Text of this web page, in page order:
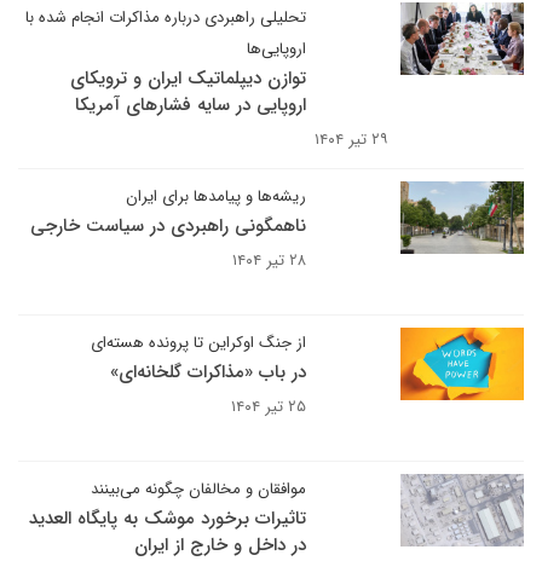
تحلیلی راهبردی درباره مذاکرات انجام شده با
اروپایی‌ها
توازن دیپلماتیک ایران و ترویکای
اروپایی در سایه فشارهای آمریکا
۲۹ تیر ۱۴۰۴
ریشه‌ها و پیامدها برای ایران
ناهمگونی راهبردی در سیاست خارجی
۲۸ تیر ۱۴۰۴
از جنگ اوکراین تا پرونده هسته‌ای
در باب «مذاکرات گلخانه‌ای»
۲۵ تیر ۱۴۰۴
موافقان و مخالفان چگونه می‌بینند
تاثیرات برخورد موشک به پایگاه العدید
در داخل و خارج از ایران